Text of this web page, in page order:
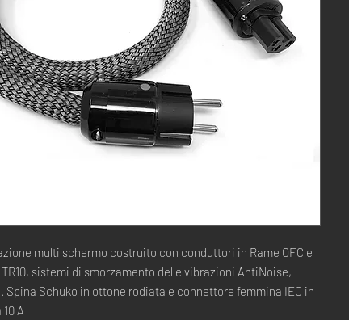
multi schermo costruito con conduttori in Rame OFC e
sistemi di smorzamento delle vibrazioni AntiNoise,
Spina Schuko in ottone rodiata e connettore femmina IEC in
A